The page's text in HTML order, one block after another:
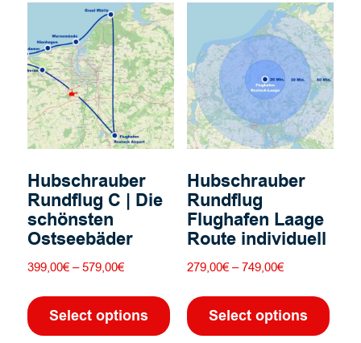
auf.
Die
auf
der
Hubschrauber
Rundflug C | Die
schönsten
Ostseebäder
399,00€–579,00€Preisspanne:
bis
579,00€
Select options
Produkt
weist
Hubschrauber
Rundflug
Flughafen Laage
Route individuell
279,00€ –749,00€Preisspanne:
bis
749,00€
Select options
weist